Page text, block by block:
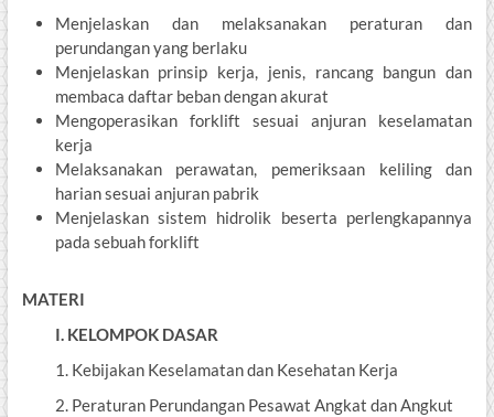
Menjelaskan dan melaksanakan peraturan dan
perundangan yang berlaku
Menjelaskan prinsip kerja, jenis, rancang bangun dan
membaca daftar beban dengan akurat
Mengoperasikan forklift sesuai anjuran keselamatan
kerja
Melaksanakan perawatan, pemeriksaan keliling dan
harian sesuai anjuran pabrik
Menjelaskan sistem hidrolik beserta perlengkapannya
pada sebuah forklift
MATERI
I. KELOMPOK DASAR
1. Kebijakan Keselamatan dan Kesehatan Kerja
2. Peraturan Perundangan Pesawat Angkat dan Angkut